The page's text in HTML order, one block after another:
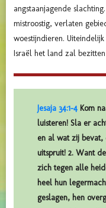
angstaanjagende
mistroostig, verlaten
woestijndieren.
Israël het land zal
Jesaja 34:1-4 Kom
luisteren! Sla er
en al wat zij
uitspruit! 2. Want
zich tegen alle
heel hun
geslagen, hen